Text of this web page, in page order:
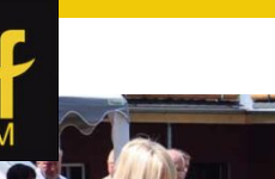
– dasfür Hof und